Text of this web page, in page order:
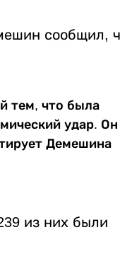
сообщил,
тем, что была
удар. Он
Демешина
из них были